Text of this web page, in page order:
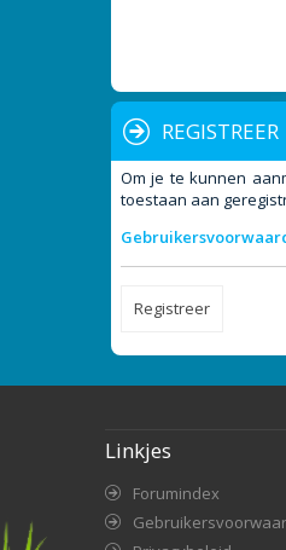
REGISTREER
Om je te kunnen
toestaan aan
Registreer
Linkjes
Forumindex